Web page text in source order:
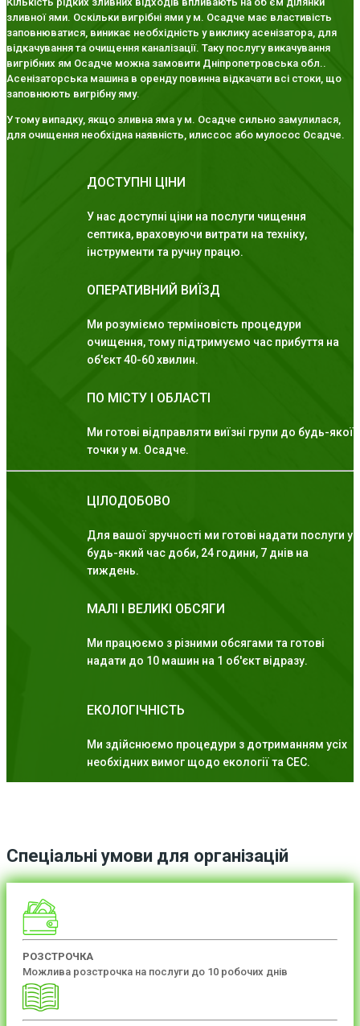
зливної ями. Оскільки вигрібні ями у м. Осадче має властивість
заповнюватися, виникає необхідність у виклику асенізатора, для
відкачування та очищення каналізації. Таку послугу викачування
вигрібних ям Осадче можна замовити Дніпропетровська обл..
Асенізаторська машина в оренду повинна відкачати всі стоки, що
заповнюють вигрібну яму.
У тому випадку, якщо зливна яма у м. Осадче сильно замулилася,
для очищення необхідна наявність, илиссос або мулосос Осадче.
ДОСТУПНІ ЦІНИ
У нас доступні ціни на послуги чищення
септика, враховуючи витрати на техніку,
інструменти та ручну працю.
ОПЕРАТИВНИЙ ВИЇЗД
Ми розуміємо терміновість процедури
очищення, тому підтримуємо час прибуття на
об'єкт 40-60 хвилин.
ПО МІСТУ І ОБЛАСТІ
Ми готові відправляти виїзні групи до будь-якої
точки у м. Осадче.
ЦІЛОДОБОВО
Для вашої зручності ми готові надати послуги у
будь-який час доби, 24 години, 7 днів на
тиждень.
МАЛІ І ВЕЛИКІ ОБСЯГИ
Ми працюємо з різними обсягами та готові
надати до 10 машин на 1 об'єкт відразу.
ЕКОЛОГІЧНІСТЬ
Ми здійснюємо процедури з дотриманням усіх
необхідних вимог щодо екології та СЕС.
Спеціальні умови для організацій
РОЗСТРОЧКА
Можлива розстрочка на послуги до 10 робочих днів